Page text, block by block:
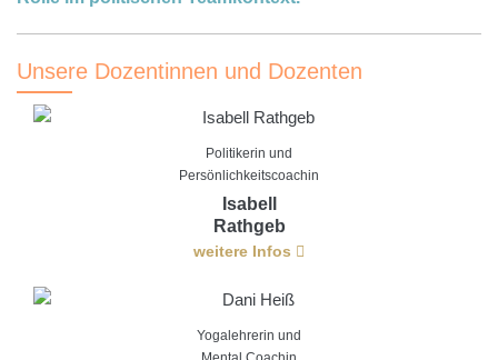
Unsere Dozentinnen und Dozenten
Politikerin und
Persönlichkeitscoachin
Isabell
Rathgeb
weitere Infos
Yogalehrerin und